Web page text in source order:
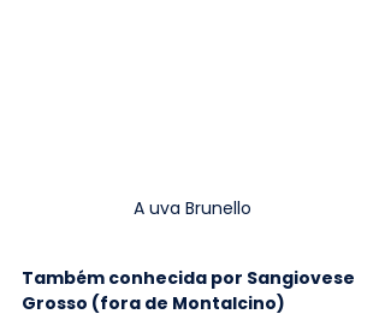
A uva Brunello
Também conhecida por Sangiovese
Grosso (fora de Montalcino)